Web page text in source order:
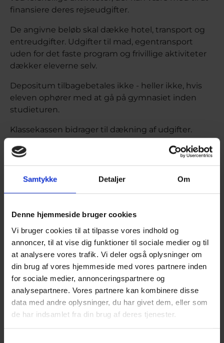
Samtykke Detaljer Om
Denne hjemmeside bruger cookies
Vi bruger cookies til at tilpasse vores indhold og
annoncer, til at vise dig funktioner til sociale medier og til
at analysere vores trafik. Vi deler også oplysninger om
din brug af vores hjemmeside med vores partnere inden
for sociale medier, annonceringspartnere og
analysepartnere. Vores partnere kan kombinere disse
data med andre oplysninger, du har givet dem, eller som
de har indsamlet fra din brug af deres tjenester.
finansiere deres rejseudgifter.
De angivne beløb skal dække hotel, transport og
entreudgifter. Udgifter til mad, egentransport
uden for det faste program og frivillige aktiviteter
dækker eleverne selv.
Depositum tilbagebetales ikke - heller ikke, hvis
eleven ophører med at gå på gymnasiet inden
studieturen.
Klassekassen bidrager til dækning af udgifter.
Klassekassens primære indtægtskilde er
afholdelse af fredagscafé.
skriftlig begrundet ansøgning til rektor rentefrie
at afholde udgiften. Undtaget herfra er de
holdbestemte og frivillige ekskursioner i 3.g.
Vigtige dokumenter/lister
Eleverne skal aflevere et underskrevet dokument
om information om sygdomme og lignende samt
et dokument om, at de vil følge reglerne for
studieture. Se link til reglerne.
Eleverne skal udlevere navn, adresse og
telefonnummer på forældre eller andre, der kan